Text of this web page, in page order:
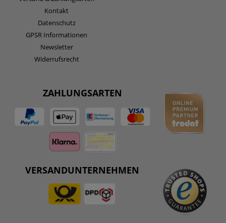
Kontakt
Datenschutz
GPSR Informationen
Newsletter
Widerrufsrecht
ZAHLUNGSARTEN
VERSANDUNTERNEHMEN